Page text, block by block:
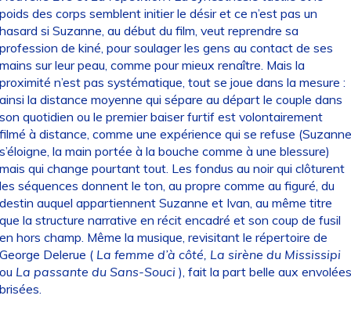
des corps semblent initier le désir et ce n’est pas un
si Suzanne, au début du film, veut reprendre sa
de kiné, pour soulager les gens au contact de ses
sur leur peau, comme pour mieux renaître. Mais la
n’est pas systématique, tout se joue dans la mesure :
la distance moyenne qui sépare au départ le couple dans
quotidien ou le premier baiser furtif est volontairement
à distance, comme une expérience qui se refuse (Suzanne
la main portée à la bouche comme à une blessure)
qui change pourtant tout. Les fondus au noir qui clôturent
séquences donnent le ton, au propre comme au figuré, du
auquel appartiennent Suzanne et Ivan, au même titre
la structure narrative en récit encadré et son coup de fusil
hors champ. Même la musique, revisitant le répertoire de
Delerue ( La femme d’à côté, La sirène du Mississipi
La passante du Sans-Souci), fait la part belle aux envolées